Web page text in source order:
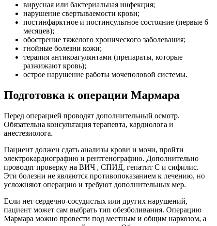
вирусная или бактериальная инфекция;
нарушение свертываемости крови;
постинфарктное и постинсультное состояние (первые 6
месяцев);
обострение тяжелого хронического заболевания;
гнойные болезни кожи;
терапия антикоагулянтами (препараты, которые
разжижают кровь);
острое нарушение работы мочеполовой системы.
Подготовка к операции Мармара
Перед операцией проводят дополнительный осмотр.
Обязательна консультация терапевта, кардиолога и
анестезиолога.
Пациент должен сдать анализы крови и мочи, пройти
электрокардиографию и рентгенографию. Дополнительно
проводят проверку на ВИЧ , СПИД, гепатит С и сифилис.
Эти болезни не являются противопоказанием к лечению, но
усложняют операцию и требуют дополнительных мер.
Если нет сердечно-сосудистых или других нарушений,
пациент может сам выбрать тип обезболивания. Операцию
Мармара можно провести под местным и общим наркозом, а